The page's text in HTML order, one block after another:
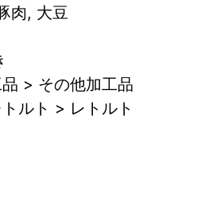
肉, 大豆
> その他加工品
ルト > レトルト